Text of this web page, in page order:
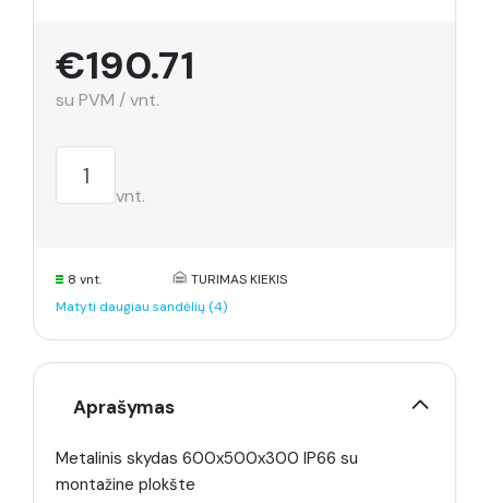
€190.71
su PVM / vnt.
vnt.
8 vnt.
TURIMAS KIEKIS
Matyti daugiau sandėlių (4)
Aprašymas
Metalinis skydas 600x500x300 IP66 su
montažine plokšte